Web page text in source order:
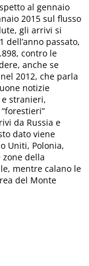
al gennaio
2015 sul flusso
gli arrivi si
dell’anno passato,
contro le
anche se
2012, che parla
notizie
stranieri,
da Russia e
dato viene
Uniti, Polonia,
zone della
mentre calano le
del Monte